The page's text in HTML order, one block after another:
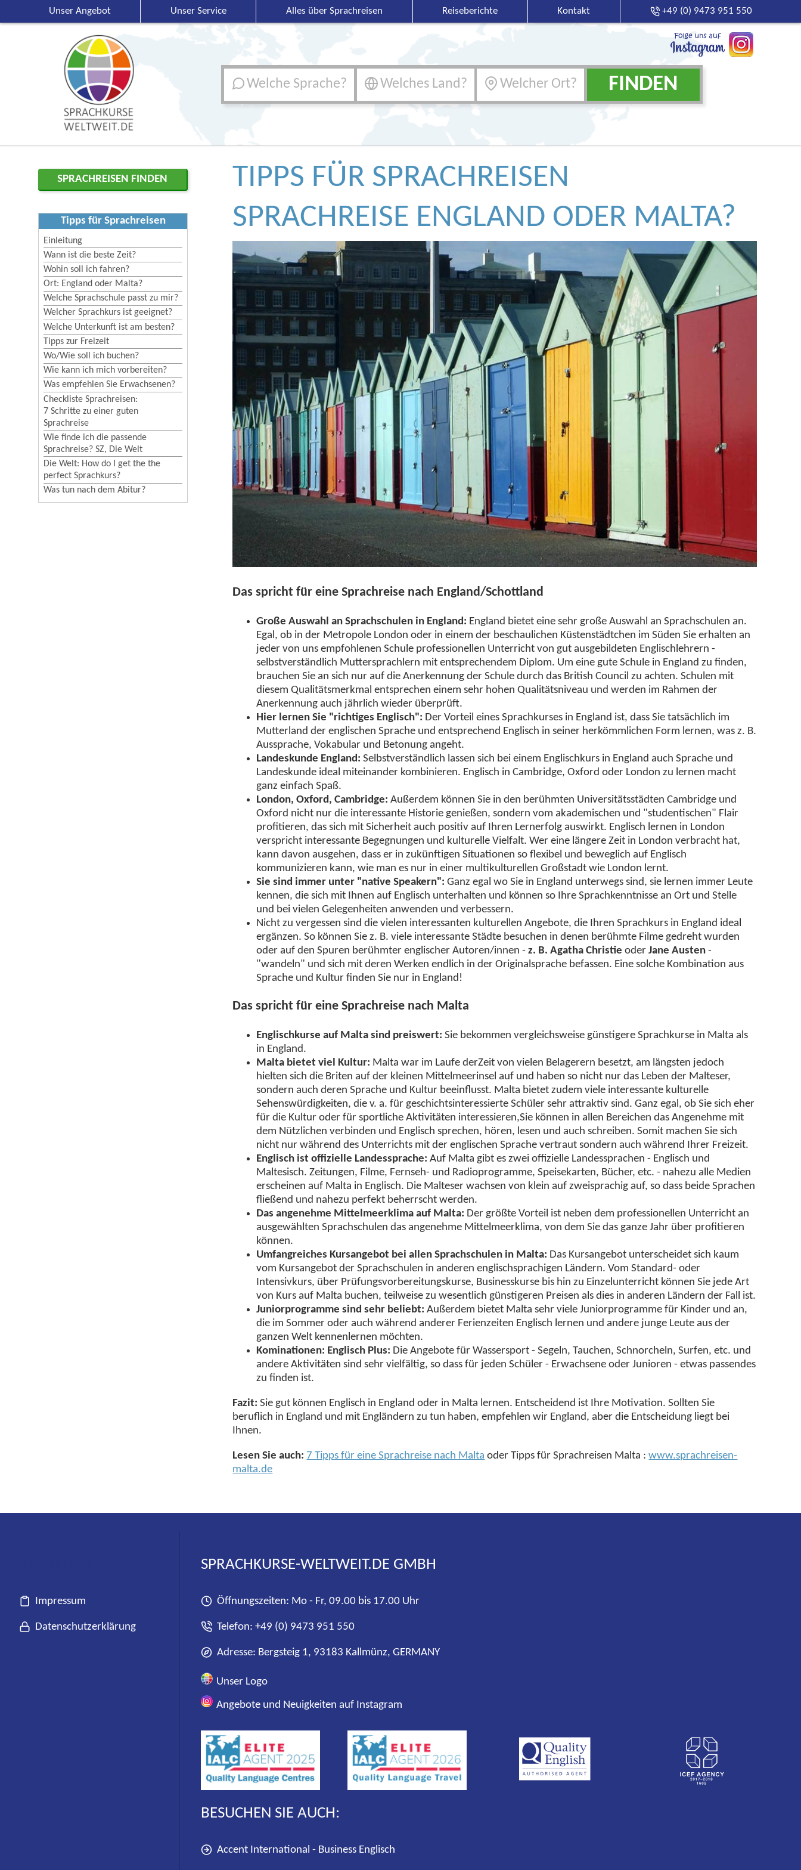
Unser Angebot Unser Service Alles über Sprachreisen Reiseberichte Kontakt +49 (0) 9473 951 550
Welche Sprache? Welches Land? Welcher Ort? FINDEN
SPRACHREISEN FINDEN
Tipps für Sprachreisen
Einleitung
Wann ist die beste Zeit?
Wohin soll ich fahren?
Ort: England oder Malta?
Welche Sprachschule passt zu mir?
Welcher Sprachkurs ist geeignet?
Welche Unterkunft ist am besten?
Tipps zur Freizeit
Wo/Wie soll ich buchen?
Wie kann ich mich vorbereiten?
Was empfehlen Sie Erwachsenen?
Checkliste Sprachreisen:
7 Schritte zu einer guten
Sprachreise
Wie finde ich die passende
Sprachreise? SZ, Die Welt
Die Welt: How do I get the the
perfect Sprachkurs?
Was tun nach dem Abitur?
TIPPS FÜR SPRACHREISEN
SPRACHREISE ENGLAND ODER MALTA?
Das spricht für eine Sprachreise nach England/Schottland
Große Auswahl an Sprachschulen in England: England bietet eine sehr große Auswahl an Sprachschulen an.
Egal, ob in der Metropole London oder in einem der beschaulichen Küstenstädtchen im Süden Sie erhalten an
jeder von uns empfohlenen Schule professionellen Unterricht von gut ausgebildeten Englischlehrern -
selbstverständlich Muttersprachlern mit entsprechendem Diplom. Um eine gute Schule in England zu finden,
brauchen Sie an sich nur auf die Anerkennung der Schule durch das British Council zu achten. Schulen mit
diesem Qualitätsmerkmal entsprechen einem sehr hohen Qualitätsniveau und werden im Rahmen der
Anerkennung auch jährlich wieder überprüft.
Hier lernen Sie "richtiges Englisch": Der Vorteil eines Sprachkurses in England ist, dass Sie tatsächlich im
Mutterland der englischen Sprache und entsprechend Englisch in seiner herkömmlichen Form lernen, was z. B.
Aussprache, Vokabular und Betonung angeht.
Landeskunde England: Selbstverständlich lassen sich bei einem Englischkurs in England auch Sprache und
Landeskunde ideal miteinander kombinieren. Englisch in Cambridge, Oxford oder London zu lernen macht
ganz einfach Spaß.
London, Oxford, Cambridge: Außerdem können Sie in den berühmten Universitätsstädten Cambridge und
Oxford nicht nur die interessante Historie genießen, sondern vom akademischen und "studentischen" Flair
profitieren, das sich mit Sicherheit auch positiv auf Ihren Lernerfolg auswirkt. Englisch lernen in London
verspricht interessante Begegnungen und kulturelle Vielfalt. Wer eine längere Zeit in London verbracht hat,
kann davon ausgehen, dass er in zukünftigen Situationen so flexibel und beweglich auf Englisch
kommunizieren kann, wie man es nur in einer multikulturellen Großstadt wie London lernt.
Sie sind immer unter "native Speakern": Ganz egal wo Sie in England unterwegs sind, sie lernen immer Leute
kennen, die sich mit Ihnen auf Englisch unterhalten und können so Ihre Sprachkenntnisse an Ort und Stelle
und bei vielen Gelegenheiten anwenden und verbessern.
Nicht zu vergessen sind die vielen interessanten kulturellen Angebote, die Ihren Sprachkurs in England ideal
ergänzen. So können Sie z. B. viele interessante Städte besuchen in denen berühmte Filme gedreht wurden
oder auf den Spuren berühmter englischer Autoren/innen -z. B. Agatha ChristieoderJane Austen -
"wandeln" und sich mit deren Werken endlich in der Originalsprache befassen. Eine solche Kombination aus
Sprache und Kultur finden Sie nur in England!
Das spricht für eine Sprachreise nach Malta
Englischkurse auf Malta sind preiswert: Sie bekommen vergleichsweise günstigere Sprachkurse in Malta als
in England.
Malta bietet viel Kultur: Malta war im Laufe derZeit von vielen Belagerern besetzt, am längsten jedoch
hielten sich die Briten auf der kleinen Mittelmeerinsel auf und haben so nicht nur das Leben der Malteser,
sondern auch deren Sprache und Kultur beeinflusst. Malta bietet zudem viele interessante kulturelle
Sehenswürdigkeiten, die v. a. für geschichtsinteressierte Schüler sehr attraktiv sind. Ganz egal, ob Sie sich eher
für die Kultur oder für sportliche Aktivitäten interessieren,Sie können in allen Bereichen das Angenehme mit
dem Nützlichen verbinden und Englisch sprechen, hören, lesen und auch schreiben. Somit machen Sie sich
nicht nur während des Unterrichts mit der englischen Sprache vertraut sondern auch während Ihrer Freizeit.
Englisch ist offizielle Landessprache: Auf Malta gibt es zwei offizielle Landessprachen - Englisch und
Maltesisch. Zeitungen, Filme, Fernseh- und Radioprogramme, Speisekarten, Bücher, etc. - nahezu alle Medien
erscheinen auf Malta in Englisch. Die Malteser wachsen von klein auf zweisprachig auf, so dass beide Sprachen
fließend und nahezu perfekt beherrscht werden.
Das angenehme Mittelmeerklima auf Malta: Der größte Vorteil ist neben dem professionellen Unterricht an
ausgewählten Sprachschulen das angenehme Mittelmeerklima, von dem Sie das ganze Jahr über profitieren
können.
Umfangreiches Kursangebot bei allen Sprachschulen in Malta: Das Kursangebot unterscheidet sich kaum
vom Kursangebot der Sprachschulen in anderen englischsprachigen Ländern. Vom Standard- oder
Intensivkurs, über Prüfungsvorbereitungskurse, Businesskurse bis hin zu Einzelunterricht können Sie jede Art
von Kurs auf Malta buchen, teilweise zu wesentlich günstigeren Preisen als dies in anderen Ländern der Fall ist.
Juniorprogramme sind sehr beliebt: Außerdem bietet Malta sehr viele Juniorprogramme für Kinder und an,
die im Sommer oder auch während anderer Ferienzeiten Englisch lernen und andere junge Leute aus der
ganzen Welt kennenlernen möchten.
Kominationen: Englisch Plus: Die Angebote für Wassersport - Segeln, Tauchen, Schnorcheln, Surfen, etc. und
andere Aktivitäten sind sehr vielfältig, so dass für jeden Schüler - Erwachsene oder Junioren - etwas passendes
zu finden ist.
Fazit: Sie gut können Englisch in England oder in Malta lernen. Entscheidend ist Ihre Motivation. Sollten Sie
beruflich in England und mit Engländern zu tun haben, empfehlen wir England, aber die Entscheidung liegt bei
Ihnen.
Lesen Sie auch: 7 Tipps für eine Sprachreise nach Malta oder Tipps für Sprachreisen Malta :www.sprachreisen-
malta.de
Impressum
Datenschutzerklärung
SPRACHKURSE-WELTWEIT.DE GMBH
Öffnungszeiten: Mo - Fr, 09.00 bis 17.00 Uhr
Telefon: +49 (0) 9473 951 550
Adresse: Bergsteig 1, 93183 Kallmünz, GERMANY
Unser Logo
Angebote und Neuigkeiten auf Instagram
BESUCHEN SIE AUCH:
Accent International - Business Englisch